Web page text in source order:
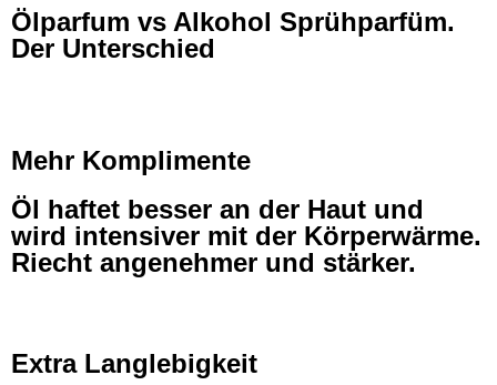
Ölparfum vs Alkohol Sprühparfüm.
Der Unterschied
Mehr Komplimente
Öl haftet besser an der Haut und
wird intensiver mit der Körperwärme.
Riecht angenehmer und stärker.
Extra Langlebigkeit